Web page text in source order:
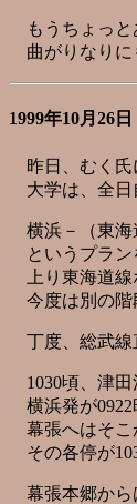
もうちょっと
曲がりなりに
1999年10月26
昨日、むく氏
大学は、全日
横浜－（東海
というプラン
上り東海道線
今度は別の階
丁度、総武線
1030頃、津田
横浜発が0922
幕張へはそこ
その各停が
幕張本郷から